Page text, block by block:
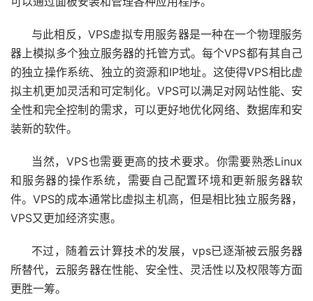
与此相反，VPS虚拟专用服务器是一种在一个物理服务
器上模拟多个独立服务器的托管方式。每个VPS都有其自己
的独立操作系统、独立的资源和IP地址。这使得VPS相比虚
拟主机更加灵活和可定制化。VPS可以满足对网站性能、安
全性和完全控制的需求，可以更好地优化网络、数据库和安
装新的软件。
当然，VPS也需要更高的技术要求。你需要熟悉Linux
和服务器的操作系统，需要自己配置环境和更新服务器软
件。VPS的成本通常比虚拟主机高，但是相比独立服务器，
VPS又更加经济实惠。
不过，随着云计算技术的发展，vps已逐渐被云服务器
所替代，云服务器在性能、安全性、灵活性以及权限等方面
更胜一筹。